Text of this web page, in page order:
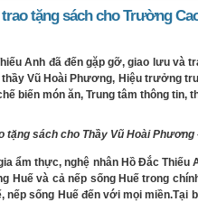
tặng sách cho Trường
Anh đã đến gặp gỡ, giao lưu và
Vũ Hoài Phương, Hiệu trưởng
biến món ăn, Trung tâm thông tin,
tặng sách cho Thầy Vũ Hoài
thực, nghệ nhân Hồ Đắc Thiếu
Huế và cả nếp sống Huế trong
nếp sống Huế đến với mọi miền.Tại